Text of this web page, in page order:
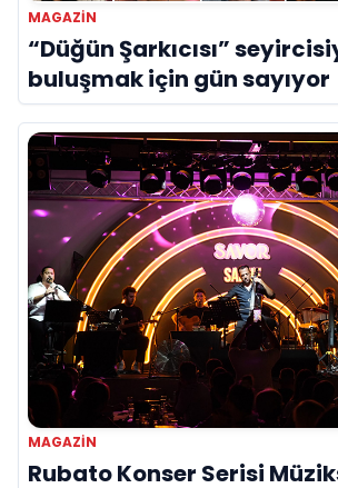
MAGAZIN
“Düğün Şarkıcısı”
buluşmak için gün sayıyor
MAGAZIN
Rubato Konser Serisi